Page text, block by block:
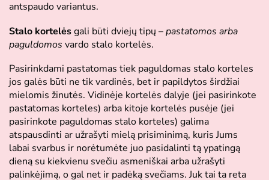
antspaudo variantus.
Stalo kortelėsgali būti dviejų tipų –pastatomos arba
paguldomos vardo stalo kortelės.
Pasirinkdami pastatomas tiek paguldomas stalo korteles
jos galės būti ne tik vardinės, bet ir papildytos širdžiai
mielomis žinutės. Vidinėje kortelės dalyje (jei pasirinkote
pastatomas korteles) arba kitoje kortelės pusėje (jei
pasirinkote paguldomas stalo korteles) galima
atspausdinti ar užrašyti mielą prisiminimą, kuris Jums
labai svarbus ir norėtumėte juo pasidalinti tą ypatingą
dieną su kiekvienu svečiu asmeniškai arba užrašyti
palinkėjimą, o gal net ir padėką svečiams. Juk tai ta reta